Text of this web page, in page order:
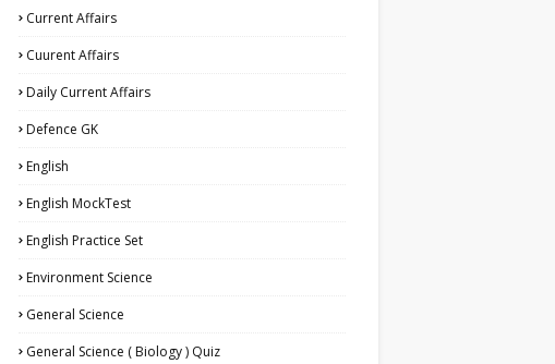
Current Affairs
Cuurent Affairs
Daily Current Affairs
Defence GK
English
English MockTest
English Practice Set
Environment Science
General Science
General Science ( Biology ) Quiz